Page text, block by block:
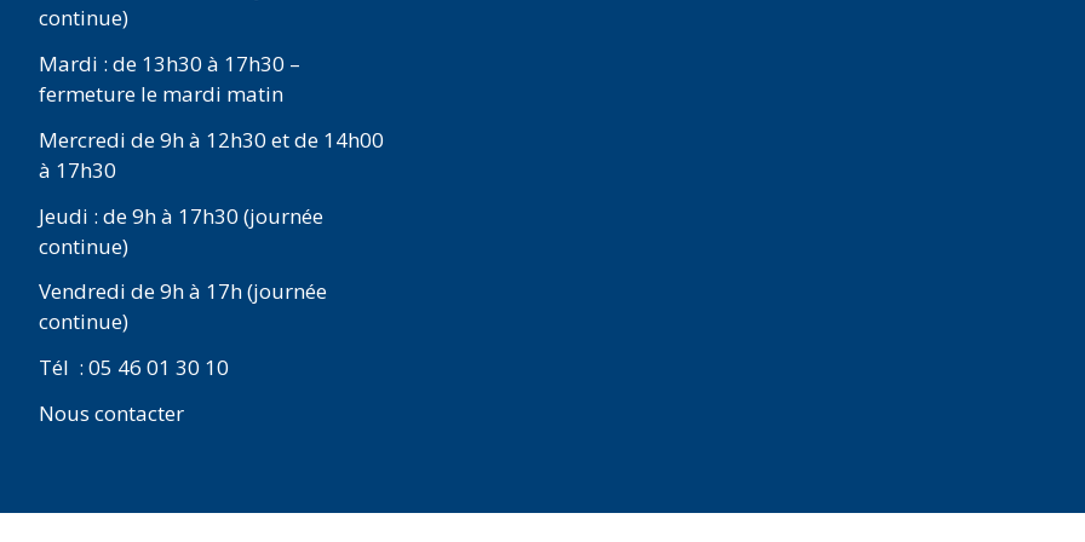
continue)
Mardi : de 13h30 à 17h30 –
fermeture le mardi matin
Mercredi de 9h à 12h30 et de 14h00
à 17h30
Jeudi : de 9h à 17h30 (journée
continue)
Vendredi de 9h à 17h (journée
continue)
Tél : 05 46 01 30 10
Nous contacter